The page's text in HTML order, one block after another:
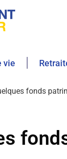
vie
fonds